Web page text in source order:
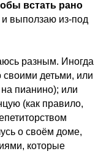
встать рано
и выползаю из-под
разным. Иногда
детьми, или
пианино); или
(как правило,
о своём доме,
которые